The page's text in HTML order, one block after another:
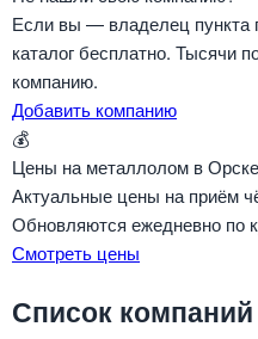
Если вы — владелец пункта
каталог бесплатно. Тысячи
компанию.
Добавить компанию
💰
Цены на металлолом в Орске
Актуальные цены на приём
Обновляются ежедневно по
Смотреть цены
Список